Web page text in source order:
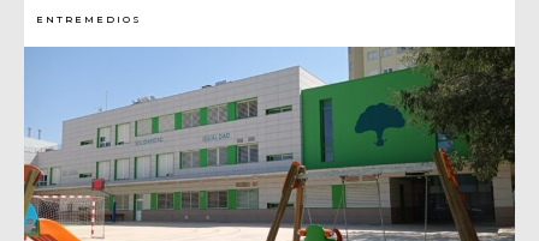
ENTREMEDIOS